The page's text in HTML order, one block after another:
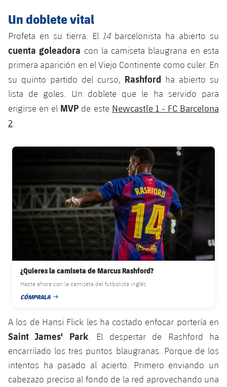
Instalaciones
SUB8 B
Palmarés
Infantil B
Entradas
Resultados
Clasificaciones
Jugadors
Historia
Calendario
Jugadores
Clasificaciones
Actualidad
Juvenil
Cadete
Infantil
Campus Verano
PLUSICON
MÁS
Primer equipo
plusicon
más
Actualidad
Clasificaciones
Jugadores
Historia
Barça Atlètic
plusicon
más
Resultados
Jugadores
Clasificaciones
Barça C
Junior
Infantil
Alevín
Campus Verano
PLUSICON
MÁS
Información general
plusicon
más
Noticias
Atletismo
Actualidad
Masculino
Femenino
Agenda
Baloncesto en silla de ruedas
plusicon
más
Actualidad
Jugadores
Calendario
Resultados
Hockey sobre hielo
plusicon
más
Actualidad
Jugadores
Calendario
Hockey hierba
Noticias
Hockey Hierba Masculino
Patinaje artístico
Actualidad
Escuela de Patinaje
Un doblete vital
Profeta en su tierra. El 14 barcelonista ha abierto su
cuenta goleadora con la camiseta blaugrana en esta
primera aparición en el Viejo Continente como culer. En
su quinto partido del curso, Rashford ha abierto su
lista de goles. Un doblete que le ha servido para
erigirse en el MVP de este Newcastle 1 - FC Barcelona
2
FC Barcelona club badge
¿Quieres la camiseta de Marcus Rashford?
Hazte ahora con la camiseta del futbolista inglés
CÓMPRALA
FECHA DE PUBLICACIÓN
A los de Hansi Flick les ha costado enfocar portería en
Saint James' Park. El despertar de Rashford ha
encarrilado los tres puntos blaugranas. Porque de los
intentos ha pasado al acierto. Primero enviando un
cabezazo preciso al fondo de la red aprovechando una